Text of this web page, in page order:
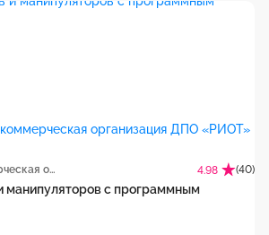
Автономная некоммерческая организация ДПО «РИОТ» 4.98 (40)
манипуляторов с программным